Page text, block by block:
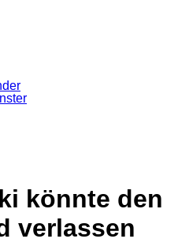
könnte den
verlassen